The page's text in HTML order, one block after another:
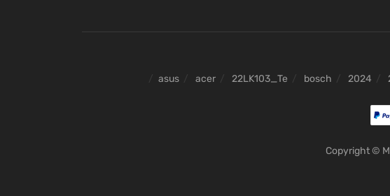
asus acer 22LK103_Te bosch 2024
Copyright ©